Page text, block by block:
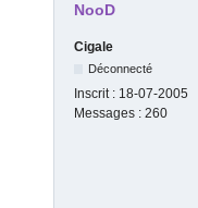
NooD
Cigale
Déconnecté
Inscrit : 18-07-2005
Messages : 260